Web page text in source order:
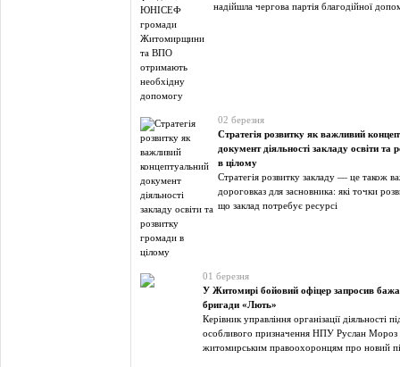
надійшла чергова партія благодійної
02 березня
Стратегія розвитку як важливий
документ діяльності закладу освіти та
в цілому
Стратегія розвитку закладу — це також
дороговказ для засновника: які точки
що заклад потребує ресурсі
01 березня
У Житомирі бойовий офіцер запросив
бригади «Лють»
Керівник управління організації діяльності
особливого призначення НПУ Руслан Мороз
житомирським правоохоронцям про новий